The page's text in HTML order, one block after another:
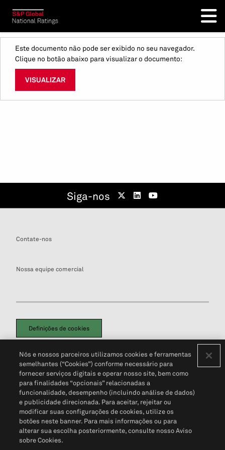
Este documento não pode ser exibido no seu navegador.
Clique no botão abaixo para visualizar o documento:
VISUALIZAR
Siga-nos
Contate-nos
Nossa equipe comercial
Definições de cookies
Política de PrivacidadePortal de privacidade do cliente (em inglês)
Não Venda Minhas Informações Pessoais© 2026 S&P Global
Nós e nossos parceiros utilizamos cookies e ferramentas
semelhantes (“Cookies”) conforme necessário para
fornecer serviços digitais e operar nosso site, bem como
para finalidades “opcionais” relacionadas a
funcionalidade, desempenho (incluindo análise de dados)
e publicidade direcionada. Para aceitar, rejeitar ou
modificar suas configurações de cookies, utilize os
botões neste banner. Para mais informações ou para
alterar sua escolha posteriormente, consulte nosso Aviso
sobre Cookies.